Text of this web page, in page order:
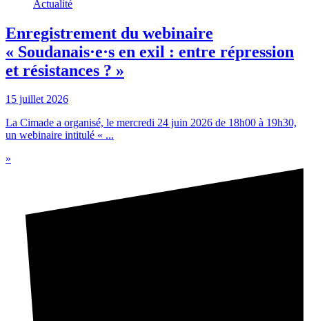
Actualité
Enregistrement du webinaire
« Soudanais·e·s en exil : entre répression
et résistances ? »
15 juillet 2026
La Cimade a organisé, le mercredi 24 juin 2026 de 18h00 à 19h30,
un webinaire intitulé « ...
»